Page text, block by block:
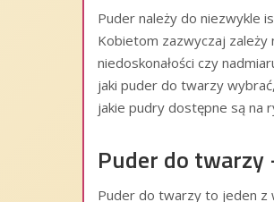
Puder należy do niezwykle
Kobietom zazwyczaj zależy
niedoskonałości czy
jaki puder do twarzy
jakie pudry dostępne są na
Puder do
Puder do twarzy to jeden z